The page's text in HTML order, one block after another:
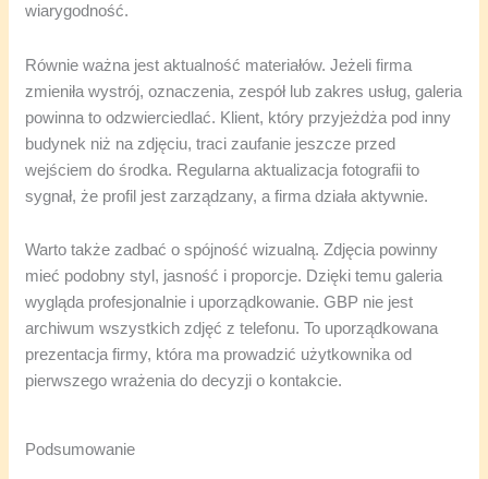
wiarygodność.
Równie ważna jest aktualność materiałów. Jeżeli firma
zmieniła wystrój, oznaczenia, zespół lub zakres usług, galeria
powinna to odzwierciedlać. Klient, który przyjeżdża pod inny
budynek niż na zdjęciu, traci zaufanie jeszcze przed
wejściem do środka. Regularna aktualizacja fotografii to
sygnał, że profil jest zarządzany, a firma działa aktywnie.
Warto także zadbać o spójność wizualną. Zdjęcia powinny
mieć podobny styl, jasność i proporcje. Dzięki temu galeria
wygląda profesjonalnie i uporządkowanie. GBP nie jest
archiwum wszystkich zdjęć z telefonu. To uporządkowana
prezentacja firmy, która ma prowadzić użytkownika od
pierwszego wrażenia do decyzji o kontakcie.
Podsumowanie